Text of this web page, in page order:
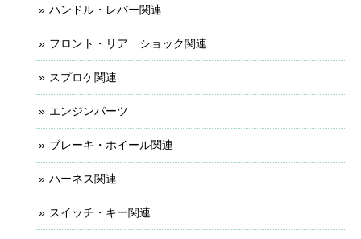
ハンドル・レバー関連
フロント・リア ショック関連
スプロケ関連
エンジンパーツ
ブレーキ・ホイール関連
ハーネス関連
スイッチ・キー関連